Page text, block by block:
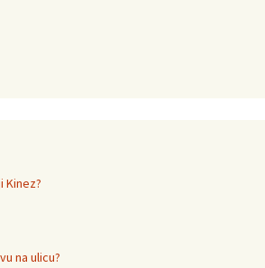
Kinez?
na ulicu?